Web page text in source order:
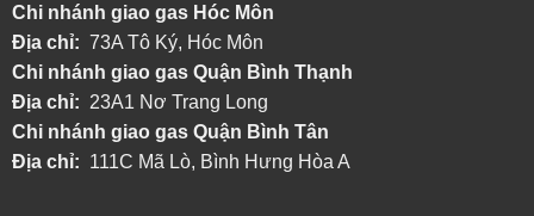
Chi nhánh giao gas Hóc Môn
Địa chỉ: 73A Tô Ký, Hóc Môn
Chi nhánh giao gas Quận Bình Thạnh
Địa chỉ: 23A1 Nơ Trang Long
Chi nhánh giao gas Quận Bình Tân
Địa chỉ: 111C Mã Lò, Bình Hưng Hòa A